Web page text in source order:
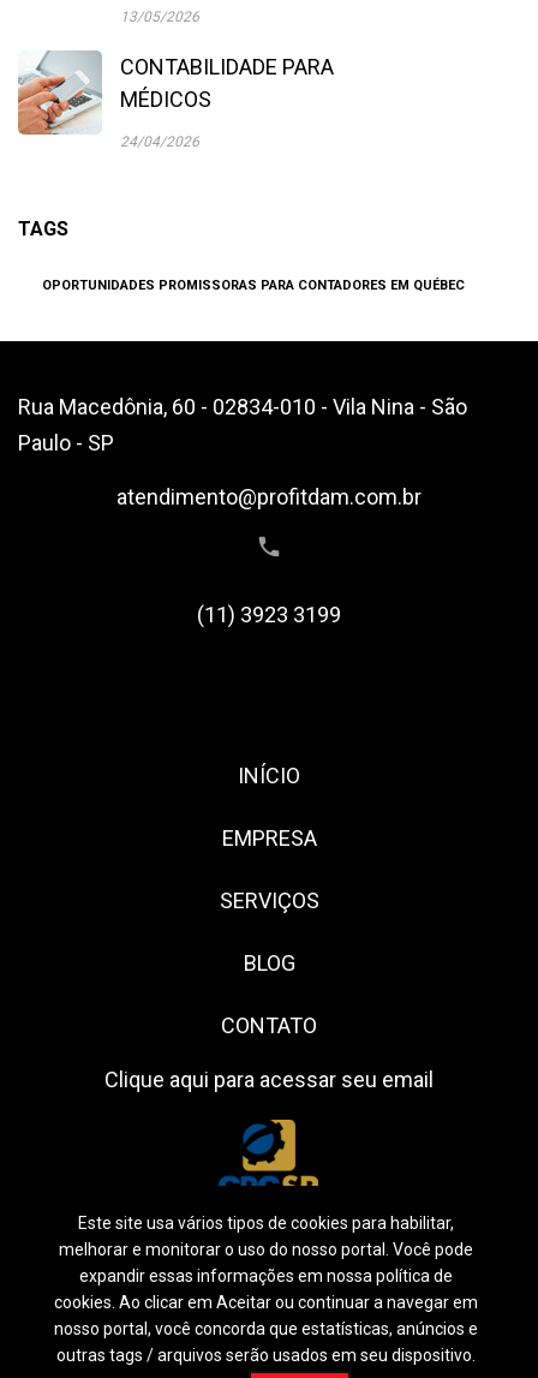
13/05/2026
CONTABILIDADE PARA
MÉDICOS
24/04/2026
TAGS
OPORTUNIDADES PROMISSORAS PARA CONTADORES EM QUÉBEC
Este site usa vários tipos de cookies para habilitar,
melhorar e monitorar o uso do nosso portal. Você pode
expandir essas informações em nossa política de
cookies. Ao clicar em Aceitar ou continuar a navegar em
nosso portal, você concorda que estatísticas, anúncios e
outras tags / arquivos serão usados em seu dispositivo.
Rua Macedônia, 60 - 02834-010 - Vila Nina - São
Paulo - SP
atendimento@profitdam.com.br
(11) 3923 3199
INÍCIO
EMPRESA
SERVIÇOS
BLOG
CONTATO
Clique aqui para acessar seu email
Siga-nos: